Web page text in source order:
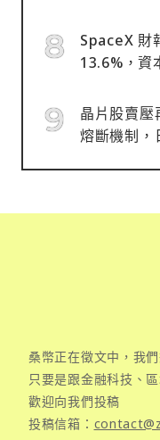
SpaceX 財
13.6%，資
晶片股賣壓
熔斷機制，
桑幣正在徵文中，我
只要是跟金融科技、
歡迎向我們投稿
投稿信箱：